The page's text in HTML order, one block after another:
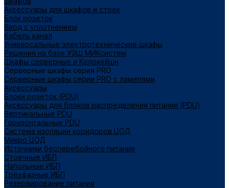
Аксессуары для шкафов и стоек
Блок розеток
Ввод с уплотнением
Кабель канал
Универсальные электротехнические шкафы
Решения на базе УЭШ МИКсистем
Шкафы серверные и Колокейшн
Серверные шкафы серия PRO
Серверные шкафы серии PRO с ламелями
Аксессуары
Блоки розеток (PDU)
Аксессуары для блоков распределения питания (PDU)
Вертикальные PDU
Горизонтальные PDU
Система изоляции коридоров ЦОД
Микро ЦОД
Источники бесперебойного питания
Стоечные ИБП
Напольные ИБП
Трёхфазные ИБП
Резервирование питания